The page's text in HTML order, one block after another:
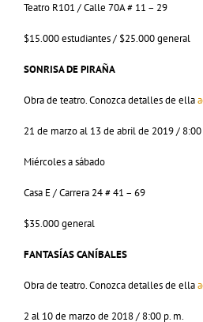
Teatro R101 / Calle 70A # 11 – 29
$15.000 estudiantes / $25.000 general
SONRISA DE PIRAÑA
Obra de teatro. Conozca detalles de ella
21 de marzo al 13 de abril de 2019 /
Miércoles a sábado
Casa E / Carrera 24 # 41 – 69
$35.000 general
FANTASÍAS CANÍBALES
Obra de teatro. Conozca detalles de ella
2 al 10 de marzo de 2018 / 8:00 p. m.